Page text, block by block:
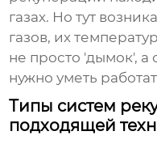
газах. Но тут
газов, их
не просто 'дымок', а
нужно уметь
Типы систем
подходящей